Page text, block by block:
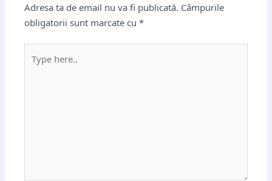
Adresa ta de email nu va fi publicată. Câmpurile
obligatorii sunt marcate cu*
here..